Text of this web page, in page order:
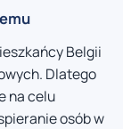
Belgii
Dlatego
na celu
osób w